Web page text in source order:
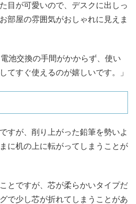
目が可愛いので、デスクに出しっ
部屋の雰囲気がおしゃれに見えま
池交換の手間がかからず、使い
てすぐ使えるのが嬉しいです。」
すが、削り上がった鉛筆を勢いよ
に机の上に転がってしまうことが
とですが、芯が柔らかいタイプだ
で少し芯が折れてしまうことがあ